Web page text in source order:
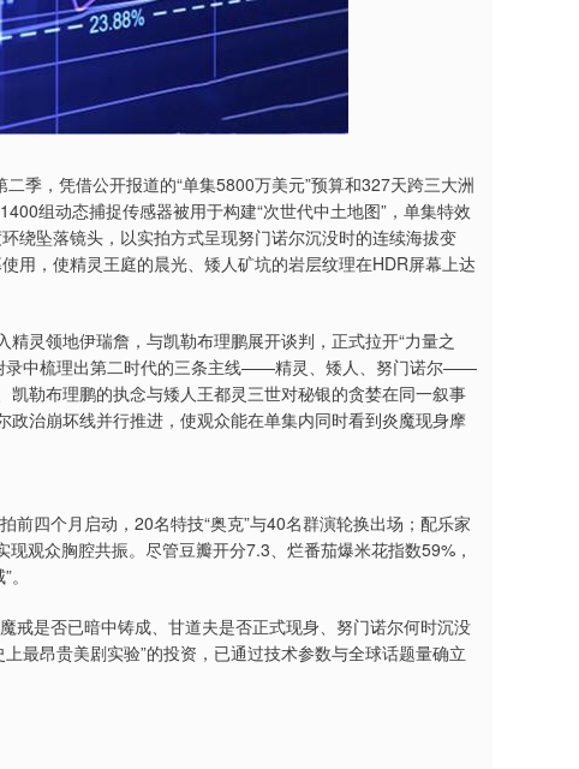
季，凭借公开报道的“单集5800万美元”预算和327天跨三大洲
组动态捕捉传感器被用于构建“次世代中土地图”，单集特效
绕坠落镜头，以实拍方式呈现努门诺尔沉没时的连续海拔变
用，使精灵王庭的晨光、矮人矿坑的岩层纹理在HDR屏幕上达
灵领地伊瑞詹，与凯勒布理鹏展开谈判，正式拉开“力量之
录中梳理出第二时代的三条主线——精灵、矮人、努门诺尔——
凯勒布理鹏的执念与矮人王都灵三世对秘银的贪婪在同一叙事
政治崩坏线并行推进，使观众能在单集内同时看到炎魔现身摩
四个月启动，20名特技“奥克”与40名群演轮换出场；配乐家
观众胸腔共振。尽管豆瓣开分7.3、烂番茄爆米花指数59%，
是否已暗中铸成、甘道夫是否正式现身、努门诺尔何时沉没
最昂贵美剧实验”的投资，已通过技术参数与全球话题量确立